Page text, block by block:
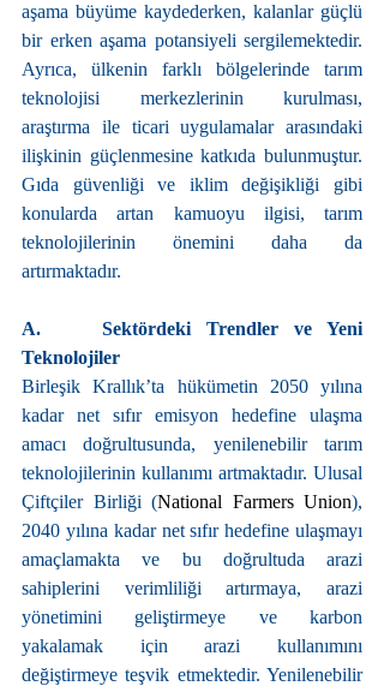
aşama büyüme kaydederken, kalanlar güçlü
bir erken aşama potansiyeli sergilemektedir.
Ayrıca, ülkenin farklı bölgelerinde tarım
teknolojisi merkezlerinin kurulması,
araştırma ile ticari uygulamalar arasındaki
ilişkinin güçlenmesine katkıda bulunmuştur.
Gıda güvenliği ve iklim değişikliği gibi
konularda artan kamuoyu ilgisi, tarım
teknolojilerinin önemini daha da
artırmaktadır.
A.    Sektördeki Trendler ve Yeni
Teknolojiler
Birleşik Krallık’ta hükümetin 2050 yılına
kadar net sıfır emisyon hedefine ulaşma
amacı doğrultusunda, yenilenebilir tarım
teknolojilerinin kullanımı artmaktadır. Ulusal
Çiftçiler Birliği (National Farmers Union),
2040 yılına kadar net sıfır hedefine ulaşmayı
amaçlamakta ve bu doğrultuda arazi
sahiplerini verimliliği artırmaya, arazi
yönetimini geliştirmeye ve karbon
yakalamak için arazi kullanımını
değiştirmeye teşvik etmektedir. Yenilenebilir